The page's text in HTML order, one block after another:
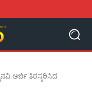
ಅರ್ಜಿ ತಿರಸ್ಕರಿಸಿದ